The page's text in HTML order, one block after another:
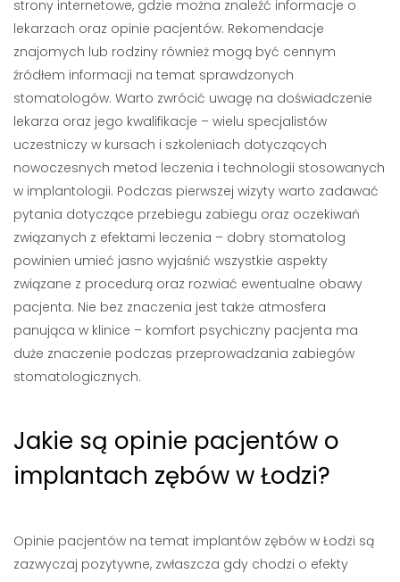
strony internetowe, gdzie można znaleźć informacje o
lekarzach oraz opinie pacjentów. Rekomendacje
znajomych lub rodziny również mogą być cennym
źródłem informacji na temat sprawdzonych
stomatologów. Warto zwrócić uwagę na doświadczenie
lekarza oraz jego kwalifikacje – wielu specjalistów
uczestniczy w kursach i szkoleniach dotyczących
nowoczesnych metod leczenia i technologii stosowanych
w implantologii. Podczas pierwszej wizyty warto zadawać
pytania dotyczące przebiegu zabiegu oraz oczekiwań
związanych z efektami leczenia – dobry stomatolog
powinien umieć jasno wyjaśnić wszystkie aspekty
związane z procedurą oraz rozwiać ewentualne obawy
pacjenta. Nie bez znaczenia jest także atmosfera
panująca w klinice – komfort psychiczny pacjenta ma
duże znaczenie podczas przeprowadzania zabiegów
stomatologicznych.
Jakie są opinie pacjentów o
implantach zębów w Łodzi?
Opinie pacjentów na temat implantów zębów w Łodzi są
zazwyczaj pozytywne, zwłaszcza gdy chodzi o efekty